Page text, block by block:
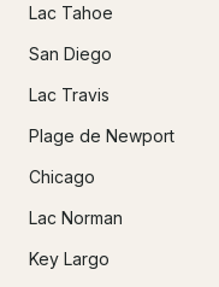
Lac Tahoe
San Diego
Lac Travis
Plage de Newport
Chicago
Lac Norman
Key Largo